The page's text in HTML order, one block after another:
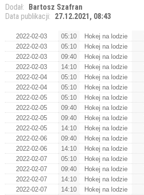
Dodał: Bartosz Szafran
Data publikacji: 27.12.2021, 08:43
2022-02-03 05:10 Hokej na lodzie
2022-02-03
05:10 Hokej na lodzie
2022-02-03
09:40 Hokej na lodzie
2022-02-03
14:10 Hokej na lodzie
2022-02-04
05:10 Hokej na lodzie
2022-02-04
05:10 Hokej na lodzie
2022-02-05
05:10 Hokej na lodzie
2022-02-05
09:40 Hokej na lodzie
2022-02-05
09:40 Hokej na lodzie
2022-02-05
14:10 Hokej na lodzie
2022-02-06
09:40 Hokej na lodzie
2022-02-06
14:10 Hokej na lodzie
2022-02-07
05:10 Hokej na lodzie
2022-02-07
09:40 Hokej na lodzie
2022-02-07
14:10 Hokej na lodzie
2022-02-07
14:10 Hokej na lodzie